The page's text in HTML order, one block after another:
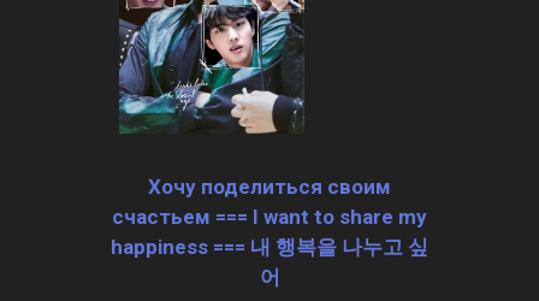
Хочу поделиться своим
счастьем === I want to share my
happiness === 내 행복을 나누고 싶
어